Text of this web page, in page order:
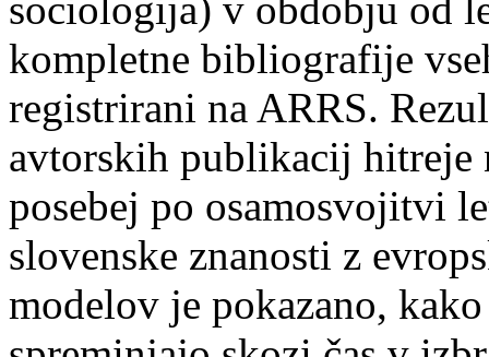
sociologija) v obdobju od
kompletne bibliografije
registrirani na ARRS.
avtorskih publikacij hitreje
posebej po osamosvojitvi
slovenske znanosti z
modelov je pokazano,